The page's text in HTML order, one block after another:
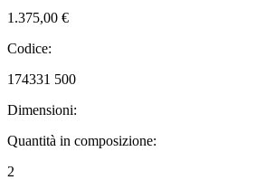
1.375,00 €
Codice:
174331 500
Dimensioni:
Quantità in composizione:
2